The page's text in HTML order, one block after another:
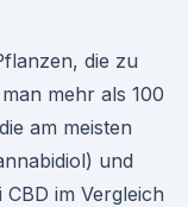
die zu
mehr als 100
am meisten
und
im Vergleich